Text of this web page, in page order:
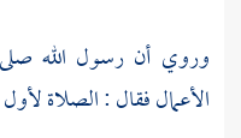
وروي أن رسول الله
الأعمال فقال : الصلاة